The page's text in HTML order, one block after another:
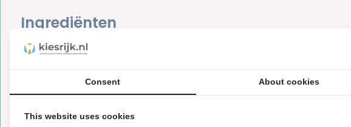
Ingrediënten
Aqua, Calcium Carbonate, Sorbitol, Alumina, Sodium Lauryl Sulfate, Aroma,
Hydroxide, Limonene.
Consent About cookies
This website uses cookies